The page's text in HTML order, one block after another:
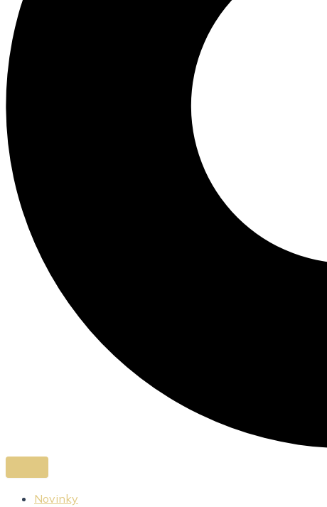
Novinky